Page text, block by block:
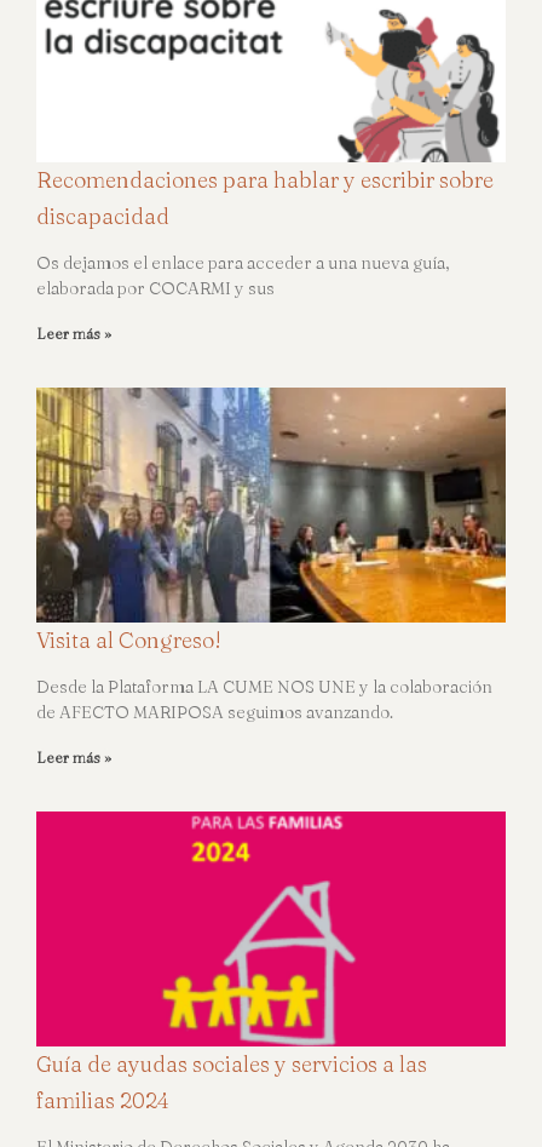
Recomendaciones para hablar y escribir sobre
discapacidad
Os dejamos el enlace para acceder a una nueva guía,
elaborada por COCARMI y sus
Leer más »
Visita al Congreso!
Desde la Plataforma LA CUME NOS UNE y la colaboración
de AFECTO MARIPOSA seguimos avanzando.
Leer más »
Guía de ayudas sociales y servicios a las
familias 2024